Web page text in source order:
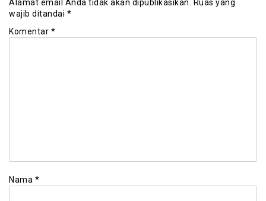
Alamat email Anda tidak akan dipublikasikan.
Ruas yang
wajib ditandai *
Komentar *
Nama *